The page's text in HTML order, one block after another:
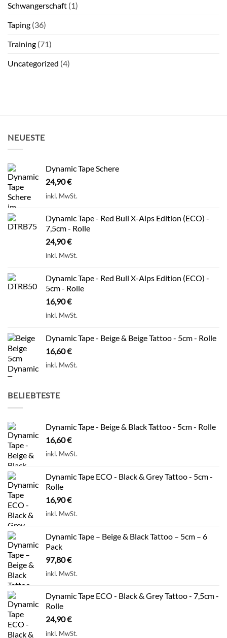
Schwangerschaft (1)
Taping (36)
Training (71)
Uncategorized (4)
NEUESTE
Dynamic Tape Schere
24,90€
inkl. MwSt.
Dynamic Tape - Red Bull X-Alps Edition (ECO) -
7,5cm - Rolle
24,90€
inkl. MwSt.
Dynamic Tape - Red Bull X-Alps Edition (ECO) -
5cm - Rolle
16,90€
inkl. MwSt.
Dynamic Tape - Beige & Beige Tattoo - 5cm - Rolle
16,60€
inkl. MwSt.
BELIEBTESTE
Dynamic Tape - Beige & Black Tattoo - 5cm - Rolle
16,60€
inkl. MwSt.
Dynamic Tape ECO - Black & Grey Tattoo - 5cm -
Rolle
16,90€
inkl. MwSt.
Dynamic Tape – Beige & Black Tattoo – 5cm – 6
Pack
97,80€
inkl. MwSt.
Dynamic Tape ECO - Black & Grey Tattoo - 7,5cm -
Rolle
24,90€
inkl. MwSt.